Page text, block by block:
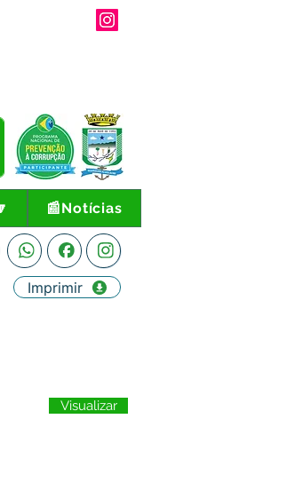
📰Notícias
Imprimir
Visualizar